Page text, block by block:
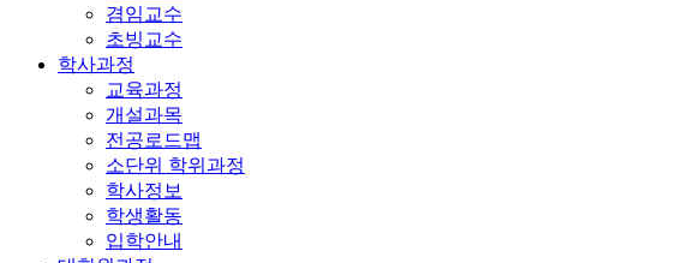
겸임교수
초빙교수
학사과정
교육과정
개설과목
전공로드맵
소단위 학위과정
학사정보
학생활동
입학안내